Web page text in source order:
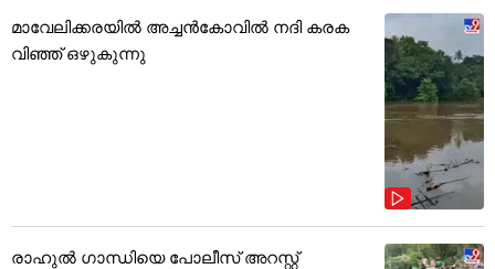
മാവേലിക്കരയിൽ അച്ചൻകോവിൽ നദി കരക
വിഞ്ഞ് ഒഴുകുന്നു
രാഹുൽ ഗാന്ധിയെ പോലീസ് അറസ്റ്റ്